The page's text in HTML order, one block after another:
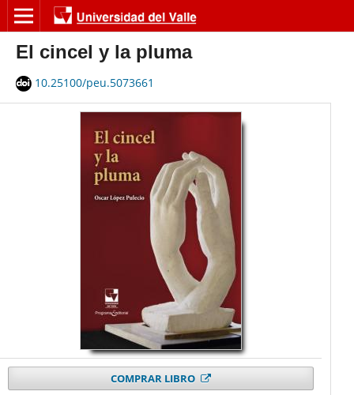
El cincel y la pluma
10.25100/peu.5073661
COMPRAR LIBRO